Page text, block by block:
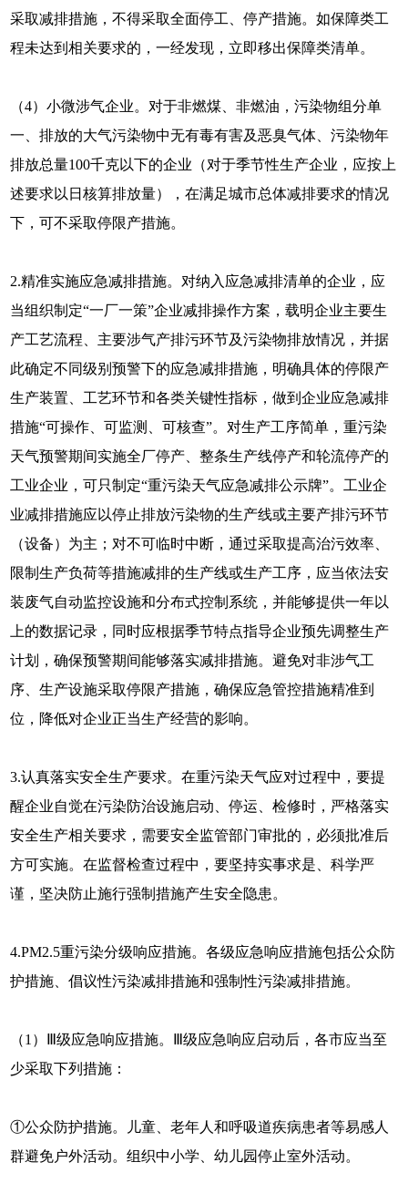
采取减排措施，不得采取全面停工、停产措施。如保障类工
程未达到相关要求的，一经发现，立即移出保障类清单。
（4）小微涉气企业。对于非燃煤、非燃油，污染物组分单
一、排放的大气污染物中无有毒有害及恶臭气体、污染物年
排放总量100千克以下的企业（对于季节性生产企业，应按上
述要求以日核算排放量），在满足城市总体减排要求的情况
下，可不采取停限产措施。
2.精准实施应急减排措施。对纳入应急减排清单的企业，应
当组织制定“一厂一策”企业减排操作方案，载明企业主要生
产工艺流程、主要涉气产排污环节及污染物排放情况，并据
此确定不同级别预警下的应急减排措施，明确具体的停限产
生产装置、工艺环节和各类关键性指标，做到企业应急减排
措施“可操作、可监测、可核查”。对生产工序简单，重污染
天气预警期间实施全厂停产、整条生产线停产和轮流停产的
工业企业，可只制定“重污染天气应急减排公示牌”。工业企
业减排措施应以停止排放污染物的生产线或主要产排污环节
（设备）为主；对不可临时中断，通过采取提高治污效率、
限制生产负荷等措施减排的生产线或生产工序，应当依法安
装废气自动监控设施和分布式控制系统，并能够提供一年以
上的数据记录，同时应根据季节特点指导企业预先调整生产
计划，确保预警期间能够落实减排措施。避免对非涉气工
序、生产设施采取停限产措施，确保应急管控措施精准到
位，降低对企业正当生产经营的影响。
3.认真落实安全生产要求。在重污染天气应对过程中，要提
醒企业自觉在污染防治设施启动、停运、检修时，严格落实
安全生产相关要求，需要安全监管部门审批的，必须批准后
方可实施。在监督检查过程中，要坚持实事求是、科学严
谨，坚决防止施行强制措施产生安全隐患。
4.PM2.5重污染分级响应措施。各级应急响应措施包括公众防
护措施、倡议性污染减排措施和强制性污染减排措施。
（1）Ⅲ级应急响应措施。Ⅲ级应急响应启动后，各市应当至
少采取下列措施：
①公众防护措施。儿童、老年人和呼吸道疾病患者等易感人
群避免户外活动。组织中小学、幼儿园停止室外活动。